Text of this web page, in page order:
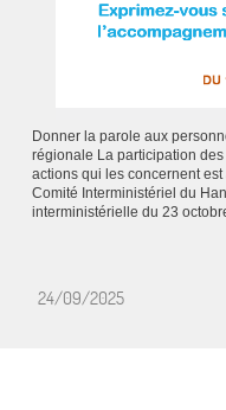
Donner la parole aux
régionale La participation
actions qui les concernent
Comité Interministériel du
interministérielle du 23
24/09/2025